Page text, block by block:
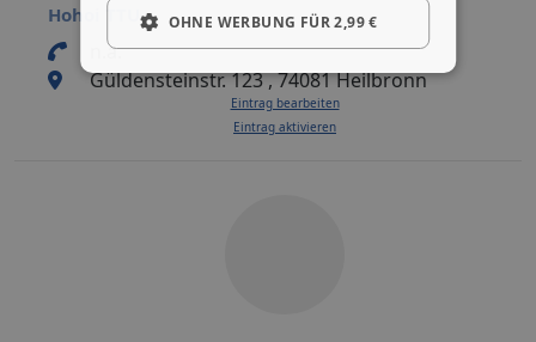
Hohoi TTU
n.a.
Güldensteinstr. 123 , 74081 Heilbronn
Eintrag bearbeiten
Eintrag aktivieren
OHNE WERBUNG FÜR 2,99 €